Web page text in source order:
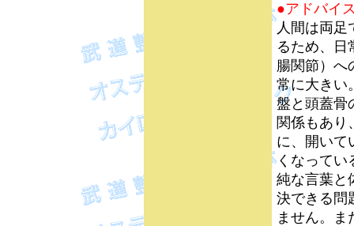
●アドバイ
人間は両足
るため、日
腸関節）へ
常に大きい
盤と頭蓋骨
関係もあり
に、開いて
くなってい
純な言葉と
決できる問
ません。ま